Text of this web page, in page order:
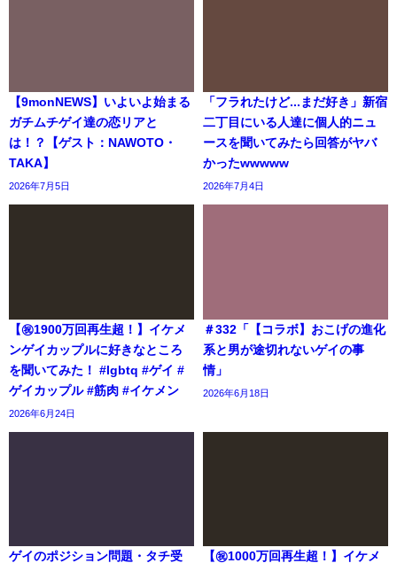
【9monNEWS】いよいよ始まる
ガチムチゲイ達の恋リアと
は！？【ゲスト：NAWOTO・
TAKA】
2026年7月5日
「フラれたけど...まだ好き」新宿
二丁目にいる人達に個人的ニュ
ースを聞いてみたら回答がヤバ
かったwwwww
2026年7月4日
【㊗️1900万回再生超！】イケメ
ンゲイカップルに好きなところ
を聞いてみた！ #lgbtq #ゲイ #
ゲイカップル #筋肉 #イケメン
2026年6月24日
＃332「【コラボ】おこげの進化
系と男が途切れないゲイの事
情」
2026年6月18日
ゲイのポジション問題・タチ受
【㊗️1000万回再生超！】イケメ